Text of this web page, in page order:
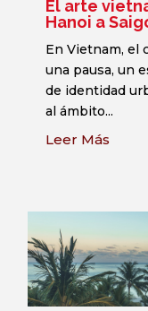
El arte
Hanoi a
En Vietnam, el
una pausa, un